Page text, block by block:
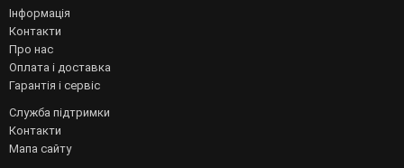
Інформація
Контакти
Про нас
Оплата і доставка
Гарантія і сервіс
Служба підтримки
Контакти
Мапа сайту